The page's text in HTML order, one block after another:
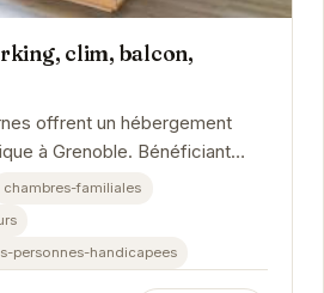
clim, balcon,
offrent un hébergement
à Grenoble. Bénéficiant
près du tram, ils...
chambres-familiales
personnes-handicapees